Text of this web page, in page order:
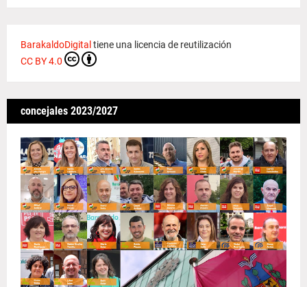
BarakaldoDigital tiene una licencia de reutilización
CC BY 4.0
concejales 2023/2027